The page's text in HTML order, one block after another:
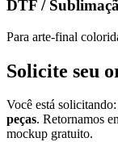
DTF /
Para arte-final
Solicite seu
Você está solicitando:
peças. Retornamos
mockup gratuito.